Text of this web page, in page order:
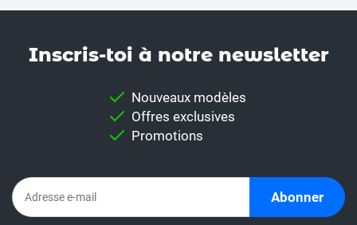
Inscris-toi à notre news­letter
Nouveaux modèles
Offres exclusives
Promotions
Abonner